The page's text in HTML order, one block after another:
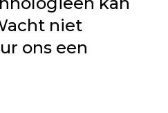
niet
ons een